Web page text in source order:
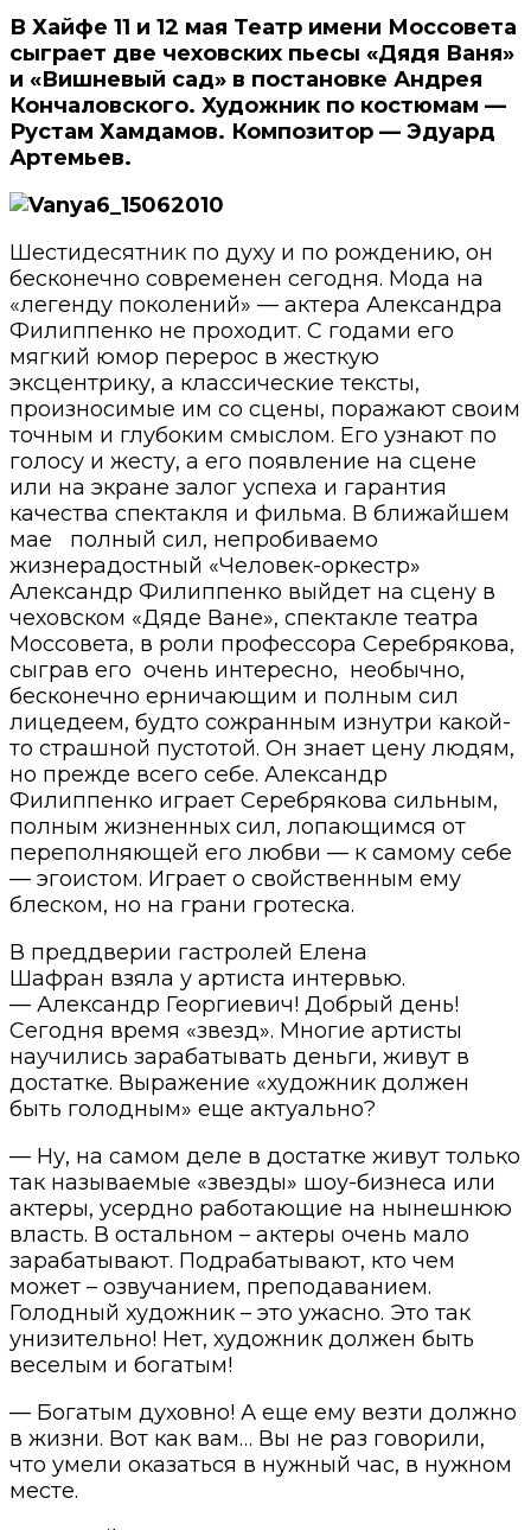
В Хайфе 11 и 12 мая Театр имени Моссовета
сыграет две чеховских пьесы «Дядя Ваня»
и «Вишневый сад» в постановке Андрея
Кончаловского. Художник по костюмам —
Рустам Хамдамов. Композитор — Эдуард
Артемьев.
Шестидесятник по духу и по рождению, он
бесконечно современен сегодня. Мода на
«легенду поколений» — актера Александра
Филиппенко не проходит. С годами его
мягкий юмор перерос в жесткую
эксцентрику, а классические тексты,
произносимые им со сцены, поражают своим
точным и глубоким смыслом. Его узнают по
голосу и жесту, а его появление на сцене
или на экране залог успеха и гарантия
качества спектакля и фильма. В ближайшем
мае полный сил, непробиваемо
жизнерадостный «Человек-оркестр»
Александр Филиппенко выйдет на сцену в
чеховском «Дяде Ване», спектакле театра
Моссовета, в роли профессора Серебрякова,
сыграв его очень интересно, необычно,
бесконечно ерничающим и полным сил
лицедеем, будто сожранным изнутри какой-
то страшной пустотой. Он знает цену людям,
но прежде всего себе. Александр
Филиппенко играет Серебрякова сильным,
полным жизненных сил, лопающимся от
переполняющей его любви — к самому себе
— эгоистом. Играет о свойственным ему
блеском, но на грани гротеска.
В преддверии гастролей Елена
Шафран взяла у артиста интервью.
— Александр Георгиевич! Добрый день!
Сегодня время «звезд». Многие артисты
научились зарабатывать деньги, живут в
достатке. Выражение «художник должен
быть голодным» еще актуально?
— Ну, на самом деле в достатке живут только
так называемые «звезды» шоу-бизнеса или
актеры, усердно работающие на нынешнюю
власть. В остальном – актеры очень мало
зарабатывают. Подрабатывают, кто чем
может – озвучанием, преподаванием.
Голодный художник – это ужасно. Это так
унизительно! Нет, художник должен быть
веселым и богатым!
— Богатым духовно! А еще ему везти должно
в жизни. Вот как вам… Вы не раз говорили,
что умели оказаться в нужный час, в нужном
месте.